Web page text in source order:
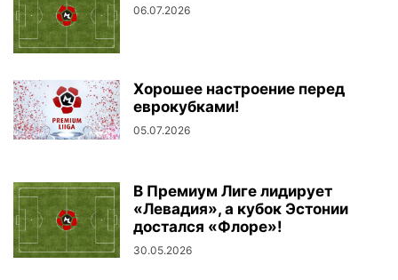
06.07.2026
Хорошее настроение перед
еврокубками!
05.07.2026
В Премиум Лиге лидирует
«Левадия», а кубок Эстонии
достался «Флоре»!
30.05.2026